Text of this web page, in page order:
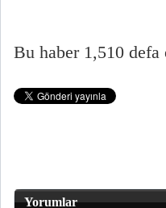
Bu haber 1,510 defa
Yorumlar